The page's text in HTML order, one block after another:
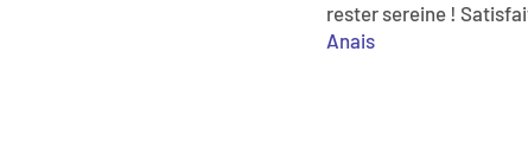
rester sereine !
Anais